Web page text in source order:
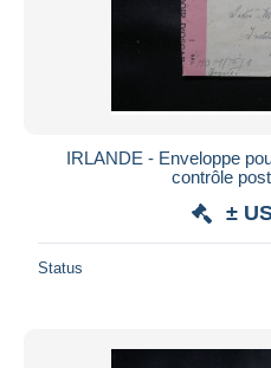
IRLANDE - Enveloppe
contrôle
±
Status